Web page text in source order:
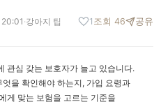
·강아지 팁 1 조회 46 공유
관심 갖는 보호자가 늘고 있습니다.
을 확인해야 하는지, 가입 요령과
게 맞는 보험을 고르는 기준을